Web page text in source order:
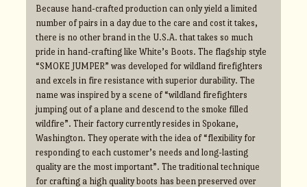
Because hand-crafted production can only yield a limited
number of pairs in a day due to the care and cost it takes,
there is no other brand in the U.S.A. that takes so much
pride in hand-crafting like White’s Boots. The flagship style
“SMOKE JUMPER” was developed for wildland firefighters
and excels in fire resistance with superior durability. The
name was inspired by a scene of “wildland firefighters
jumping out of a plane and descend to the smoke filled
wildfire”. Their factory currently resides in Spokane,
Washington. They operate with the idea of “flexibility for
responding to each customer’s needs and long-lasting
quality are the most important”. The traditional technique
for crafting a high quality boots has been preserved over